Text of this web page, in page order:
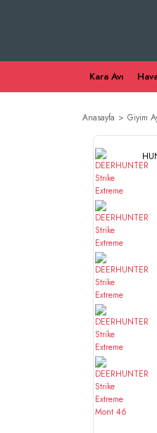
Kara Avı
Anasayfa Giyim